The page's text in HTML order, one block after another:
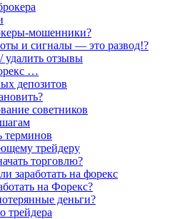
мошенники?
и сигналы — это развод!?
удалить отзывы
…
депозитов
советников
терминов
трейдеру
торговлю?
заработать на форекс
на Форекс?
деньги?
трейдера